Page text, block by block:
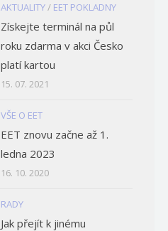
AKTUALITY/ EET POKLADNY
Získejte terminál na půl
roku zdarma v akci Česko
platí kartou
15. 07. 2021
VŠE O EET
EET znovu začne až 1.
ledna 2023
16. 10. 2020
RADY
Jak přejít k jinému